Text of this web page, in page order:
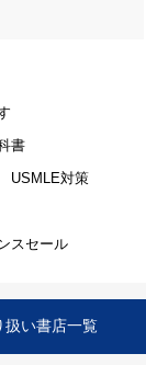
書
USMLE対策
スセール
扱い書店一覧